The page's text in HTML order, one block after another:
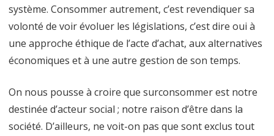
système. Consommer autrement, c’est revendiquer sa
volonté de voir évoluer les législations, c’est dire oui à
une approche éthique de l’acte d’achat, aux alternatives
économiques et à une autre gestion de son temps.
On nous pousse à croire que surconsommer est notre
destinée d’acteur social ; notre raison d’être dans la
société. D’ailleurs, ne voit-on pas que sont exclus tout